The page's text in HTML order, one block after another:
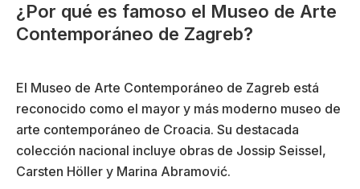
¿Por qué es famoso el Museo de Arte
Contemporáneo de Zagreb?
El Museo de Arte Contemporáneo de Zagreb está
reconocido como el mayor y más moderno museo de
arte contemporáneo de Croacia. Su destacada
colección nacional incluye obras de Jossip Seissel,
Carsten Höller y Marina Abramović.